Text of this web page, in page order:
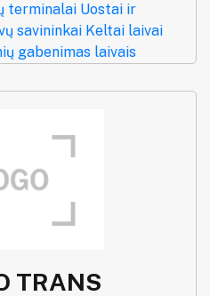
terminalai Uostai ir
savininkai Keltai laivai
gabenimas laivais
TRANS